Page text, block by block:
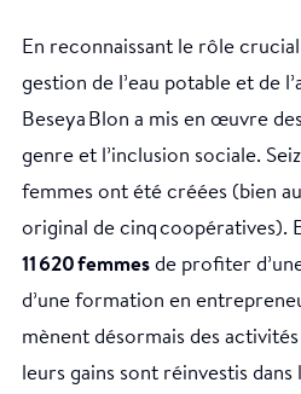
En reconnaissant le rôle
gestion de l’eau potable et de
Beseya Blon a mis en œuvre
genre et l’inclusion sociale.
femmes ont été créées (bien
original de cinq coopératives).
11 620 femmes de profiter
d’une formation en
mènent désormais des
leurs gains sont réinvestis